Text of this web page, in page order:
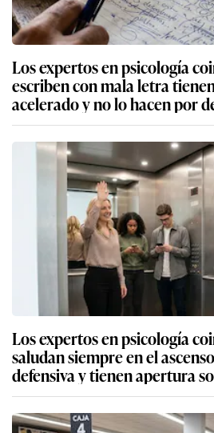
Los expertos en psicología
escriben con mala letra
acelerado y no lo hacen por
Los expertos en psicología
saludan siempre en el
defensiva y tienen apertura